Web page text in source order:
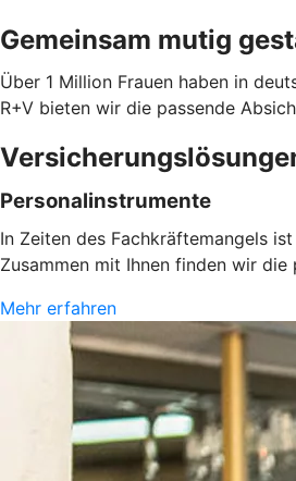
Gemeinsam mutig
Über 1 Million Frauen haben in
R+V bieten wir die passende
Personalinstrumente
In Zeiten des Fachkräftemangels
Zusammen mit Ihnen finden wir die
Mehr erfahren